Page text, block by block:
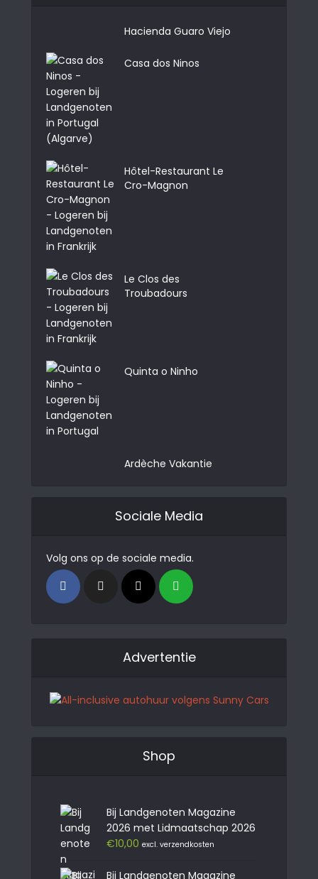
Hacienda Guaro Viejo
Casa dos Ninos
Hôtel-Restaurant Le
Cro-Magnon
Le Clos des
Troubadours
Quinta o Ninho
Ardèche Vakantie
Sociale Media
Volg ons op de sociale media.
Advertentie
Shop
Bij Landgenoten Magazine
2026 met Lidmaatschap 2026
€10,00 excl. verzendkosten
Bij Landgenoten Magazine